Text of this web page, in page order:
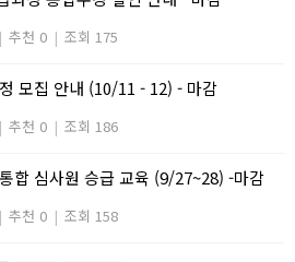
| 추천 0 | 조회 175
모집 안내 (10/11 - 12) - 마감
| 추천 0 | 조회 186
합 심사원 승급 교육 (9/27~28) -마감
| 추천 0 | 조회 158